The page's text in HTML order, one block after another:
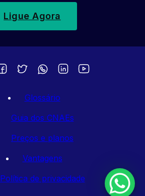
Ligue Agora
Glossário
Guia dos CNAEs
Preços e planos
Vantagens
Política de privacidade